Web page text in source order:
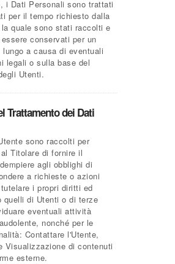
i Dati Personali sono trattati
per il tempo richiesto dalla
quale sono stati raccolti e
conservati per un
lungo a causa di eventuali
legali o sulla base del
Utenti.
Trattamento dei Dati
sono raccolti per
Titolare di fornire il
agli obblighi di
a richieste o azioni
i propri diritti ed
quelli di Utenti o di terze
eventuali attività
nonché per le
Contattare l'Utente,
Visualizzazione di contenuti
esterne.